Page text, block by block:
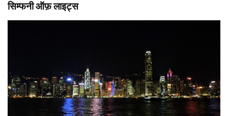
सिम्फनी ऑफ़ लाइट्स